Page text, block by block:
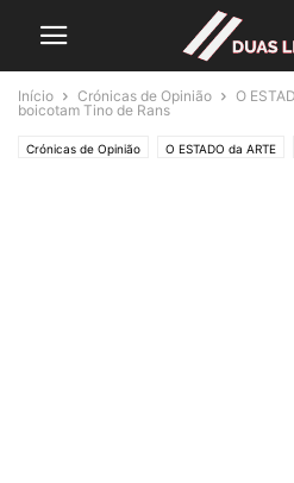
Início Crónicas de Opinião O
boicotam Tino de Rans
Crónicas de Opinião O ESTADO da ARTE